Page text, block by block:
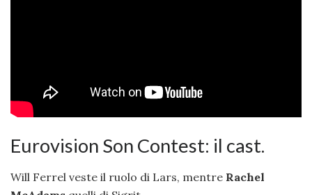
Eurovision Son Contest: il cast.
Will Ferrel veste il ruolo di Lars, mentre Rachel